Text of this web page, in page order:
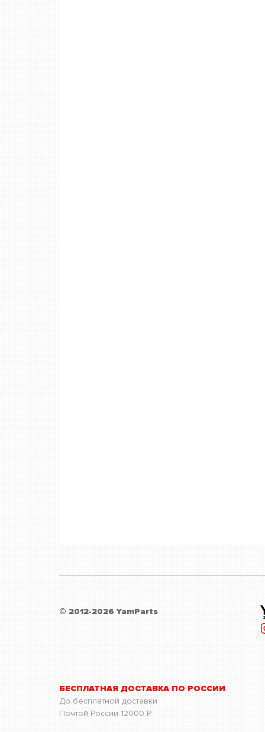
© 2012-2026 YamParts
БЕСПЛАТНАЯ ДОСТАВКА ПО РОССИИ
До бесплатной доставки
Почтой России 12000 Р